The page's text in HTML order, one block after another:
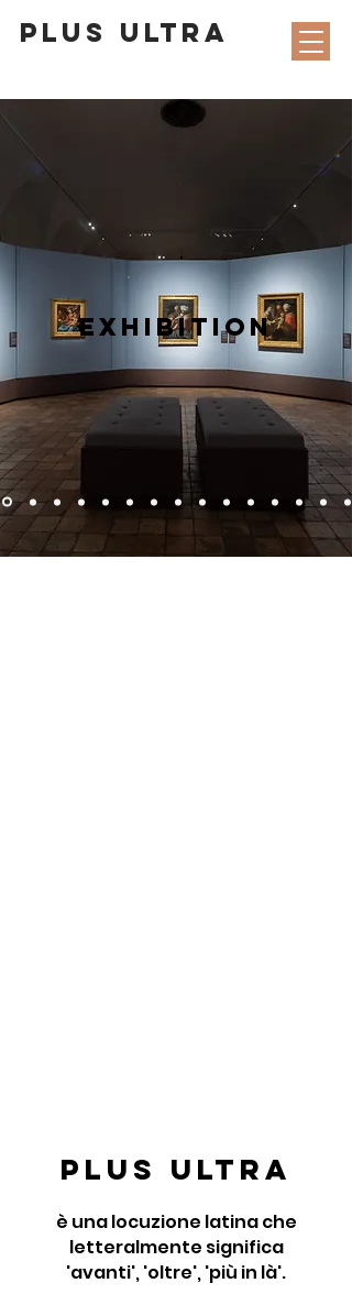
PLUS ULTRA
EXHIBITION
PLUS ULTRA
è una locuzione latina che
letteralmente significa
'avanti', 'oltre', 'più in là'.